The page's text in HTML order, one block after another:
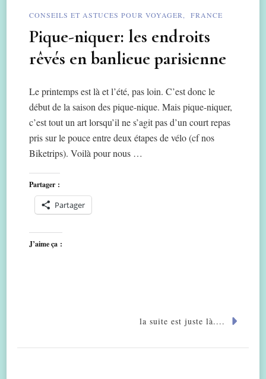
CONSEILS ET ASTUCES POUR VOYAGER FRANCE
Pique-niquer: les endroits
rêvés en banlieue parisienne
Le printemps est là et l’été, pas loin. C’est donc le
début de la saison des pique-nique. Mais pique-niquer,
c’est tout un art lorsqu’il ne s’agit pas d’un court repas
pris sur le pouce entre deux étapes de vélo (cf nos
Biketrips). Voilà pour nous …
Partager :
Partager
J’aime ça :
la suite est juste là....